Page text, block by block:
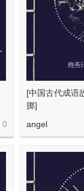
0
[中国古代成语
掷]
angel